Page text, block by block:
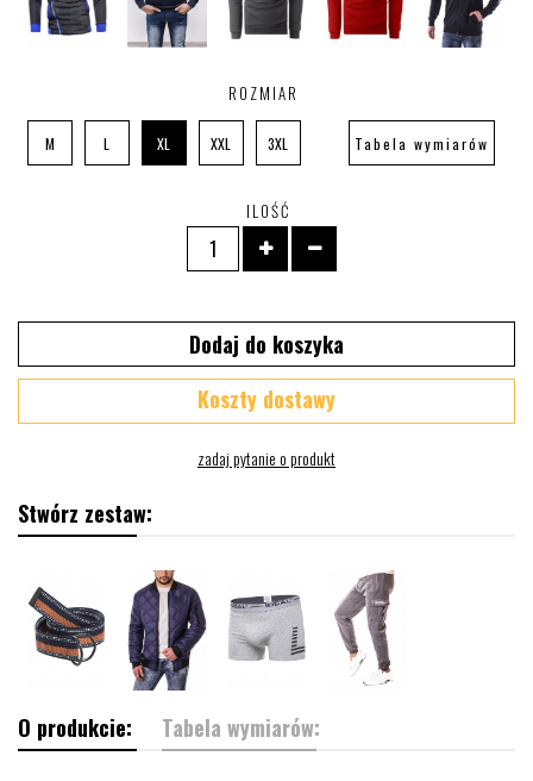
ROZMIAR
M L XL XXL 3XL Tabela wymiarów
ILOŚĆ
Dodaj do koszyka
Koszty dostawy
Stwórz zestaw:
O produkcie: Tabela wymiarów: